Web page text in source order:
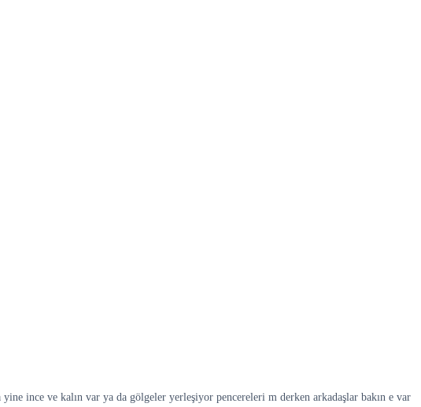
ince ve kalın var ya da gölgeler yerleşiyor pencereleri m derken arkadaşlar bakın e var